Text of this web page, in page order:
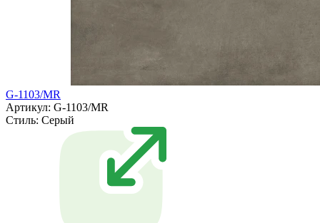
G-1103/MR
Артикул: G-1103/MR
Стиль: Серый